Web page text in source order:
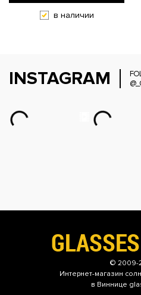
в наличии
INSTAGRAM
© 2009-
Интернет-магазин
в Виннице